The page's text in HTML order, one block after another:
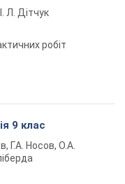
Л. Дітчук
робіт
9 клас
Г.А. Носов, О.А.